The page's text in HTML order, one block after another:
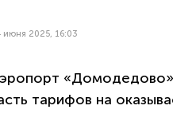
июня 2025, 16:03
«Домодедово»
тарифов на